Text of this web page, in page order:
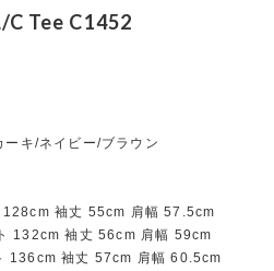
Tee C1452
キ/ネイビー/ブラウン
袖丈 55cm 肩幅 57.5cm
132cm 袖丈 56cm 肩幅 59cm
136cm 袖丈 57cm 肩幅 60.5cm